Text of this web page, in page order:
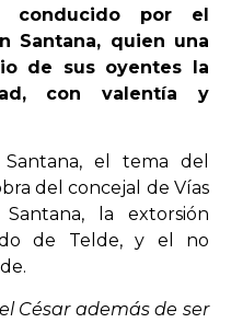
conducido por el
Santana, quien una
de sus oyentes la
con valentía y
el tema del
del concejal de Vías
la extorsión
de Telde, y el no
César además de ser